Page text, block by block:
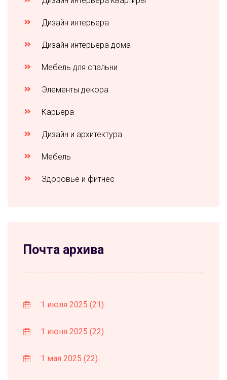
Дизайн интерьера
Дизайн интерьера дома
Мебель для спальни
Элементы декора
Карьера
Дизайн и архитектура
Мебель
Здоровье и фитнес
Почта архива
1 июля 2025 (21)
1 июня 2025 (22)
1 мая 2025 (22)